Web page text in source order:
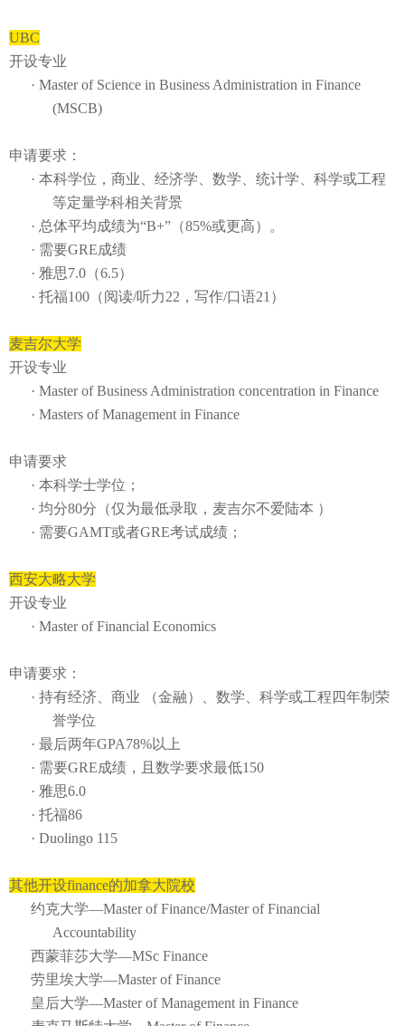
UBC
开设专业
· Master of Science in Business Administration in Finance
(MSCB)
申请要求：
· 本科学位，商业、经济学、数学、统计学、科学或工程
等定量学科相关背景
· 总体平均成绩为“B+”（85%或更高）。
· 需要GRE成绩
· 雅思7.0 （6.5）
· 托福100 （阅读/听力22 ，写作/口语21 ）
麦吉尔大学
开设专业
· Master of Business Administration concentration in Finance
· Masters of Management in Finance
申请要求
· 本科学士学位；
· 均分80分（仅为最低录取，麦吉尔不爱陆本 ）
· 需要GAMT或者GRE考试成绩 ；
西安大略大学
开设专业
· Master of Financial Economics
申请要求：
· 持有经济、商业
（金融）、数学、科学或工程四年制荣
誉学位
· 最后两年GPA78%以上
· 需要GRE成绩 ，且数学要求最低150
· 雅思6.0
· 托福86
· Duolingo 115
其他开设finance的加拿大院校
约克大学—Master of Finance/Master of Financial
Accountability
西蒙菲莎大学—MSc Finance
劳里埃大学—Master of Finance
皇后大学—Master of Management in Finance